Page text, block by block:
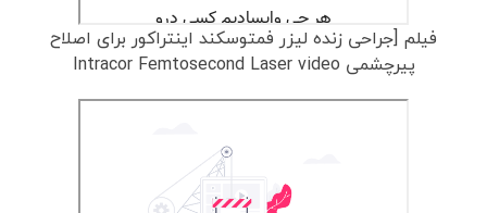
فیلم [جراحی زنده لیزر فمتوسکند اینتراکور برای اصلاح
پیرچشمی Intracor Femtosecond Laser video